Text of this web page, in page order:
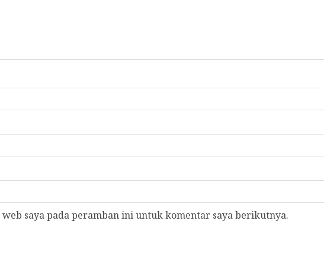
web saya pada peramban ini untuk komentar saya berikutnya.